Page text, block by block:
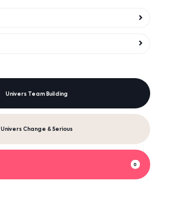
Univers Team Building
Univers Change & Serious
0